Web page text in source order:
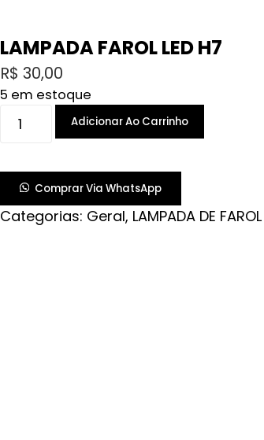
LAMPADA FAROL LED H7
R$ 30,00
5 em estoque
LAMPADA
quantidade
Adicionar Ao Carrinho
Comprar Via WhatsApp
Categorias: Geral, LAMPADA DE FAROL